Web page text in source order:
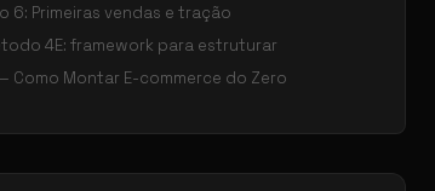
6: Primeiras vendas e tração
4E: framework para estruturar
— Como Montar E-commerce do Zero